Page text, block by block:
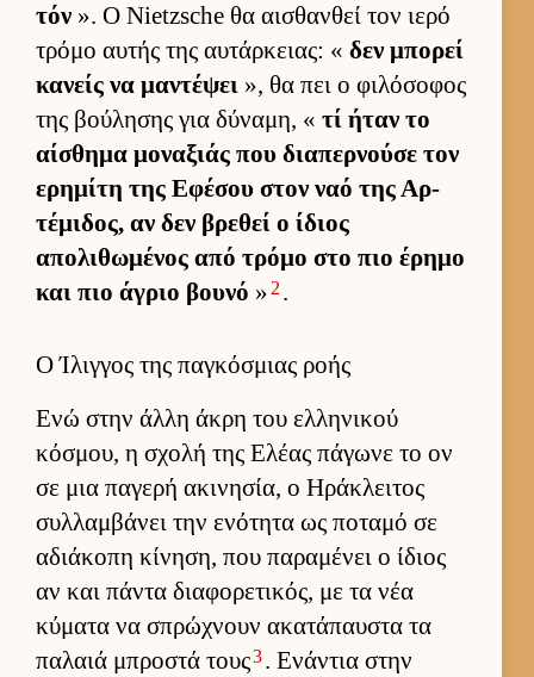
τόν ». Ο Nietzsche θα αι­σθαν­θεί τον ιερό
τρόμο αυ­τής της αυ­τάρ­κειας: « δεν μπορεί
κανείς να μαντέψει », θα πει ο φιλόσοφος
της βού­λησης για δύναμη, « τί ήταν το
αί­σθημα μοναξιάς που δια­περ­νούσε τον
ερημίτη της Εφέσου στον ναό της Αρ­
τέμιδος, αν δεν βρεθεί ο ίδιος
απολιθωμένος από τρόμο στο πιο έρημο
και πιο άγριο βουνό » 2 .
Ο Ίλιγγος της παγκόσμιας ροής
Ενώ στην άλλη άκρη του ελ­ληνικού
κόσμου, η σχολή της Ελέας πάγωνε το ον
σε μια παγερή ακινησία, ο Ηράκλει­τος
συλ­λαμ­βάνει την ενότητα ως ποταμό σε
αδιάκοπη κίνηση, που παραμένει ο ίδιος
αν και πάντα δια­φορετικός, με τα νέα
κύματα να σπρώχνουν ακατάπαυ­στα τα
παλαιά μπροστά τους3. Ενάντια στην